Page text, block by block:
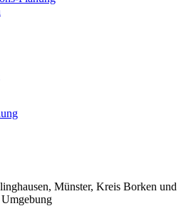
Münster, Kreis Borken und
Umgebung